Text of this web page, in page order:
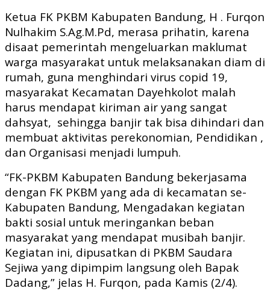
Ketua FK PKBM Kabupaten Bandung, H . Furqon
Nulhakim S.Ag.M.Pd, merasa prihatin, karena
disaat pemerintah mengeluarkan maklumat
warga masyarakat untuk melaksanakan diam di
rumah, guna menghindari virus copid 19,
masyarakat Kecamatan Dayehkolot malah
harus mendapat kiriman air yang sangat
dahsyat, sehingga banjir tak bisa dihindari dan
membuat aktivitas perekonomian, Pendidikan ,
dan Organisasi menjadi lumpuh.
“FK-PKBM Kabupaten Bandung bekerjasama
dengan FK PKBM yang ada di kecamatan se-
Kabupaten Bandung, Mengadakan kegiatan
bakti sosial untuk meringankan beban
masyarakat yang mendapat musibah banjir.
Kegiatan ini, dipusatkan di PKBM Saudara
Sejiwa yang dipimpim langsung oleh Bapak
Dadang,” jelas H. Furqon, pada Kamis (2/4).